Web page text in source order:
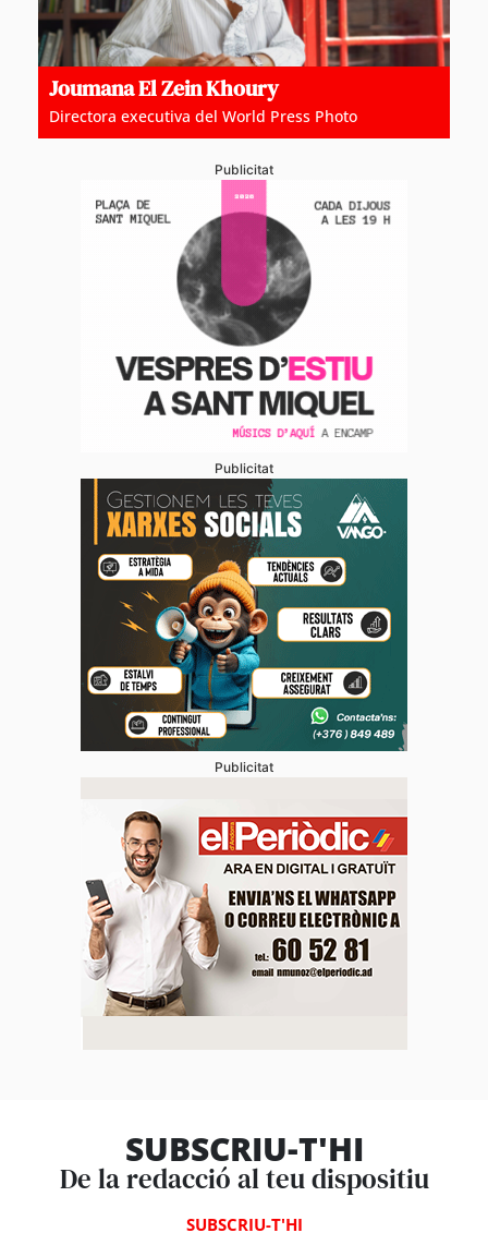
Joumana El Zein Khoury
Directora executiva del World Press Photo
Publicitat
Publicitat
Publicitat
SUBSCRIU-T'HI
De la redacció al teu dispositiu
SUBSCRIU-T'HI